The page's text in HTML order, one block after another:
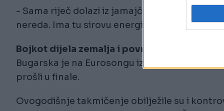
- Sama riječ dolazi iz jamajčanskog slenga i
nereda. Ima tu sirovu energiju koja se osjeti
Bojkot dijela zemalja i povratak Bugarske
Bugarska je na Eurosongu izostala od 2023.
prošli u finale.
Ovogodišnje takmičenje obilježile su i